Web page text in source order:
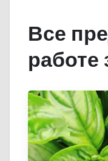
Все
работе